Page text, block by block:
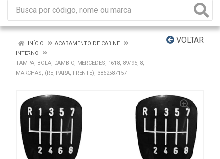
VOLTAR
INÍCIO
ACABAMENTO DE CABINE
INTERNO
TAMPA, BOLA, CAMBIO, MERCEDES, 1618, 89/95, 8,
MARCHAS, (RE, PARA, FRENTE), 3862687157